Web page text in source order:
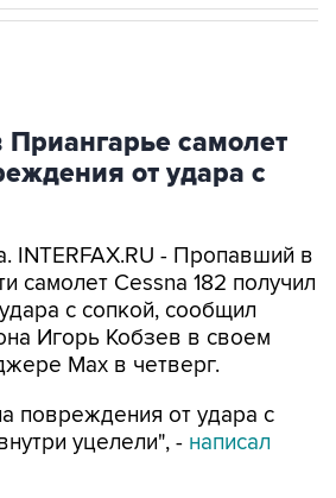
самолет
от удара с
INTERFAX.RU - Пропавший в
самолет Cessna 182 получил
с сопкой, сообщил
Игорь Кобзев в своем
Мах в четверг.
повреждения от удара с
уцелели", - написал